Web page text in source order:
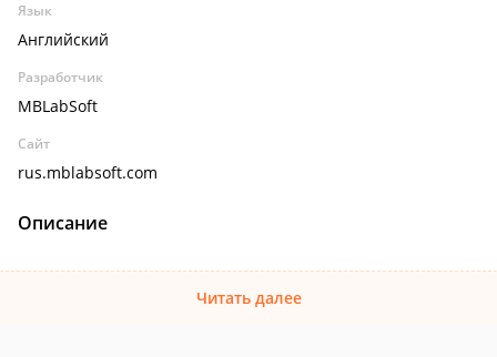
Язык
Английский
Разработчик
MBLabSoft
Сайт
rus.mblabsoft.com
Описание
Читать далее